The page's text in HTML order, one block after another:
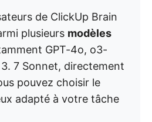
de ClickUp Brain
plusieurs modèles
GPT-4o, o3-
7 Sonnet, directement
pouvez choisir le
adapté à votre tâche